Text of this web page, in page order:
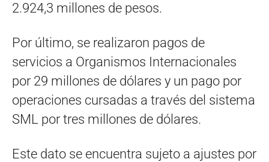
2.924,3 millones de pesos.
Por último, se realizaron pagos de
servicios a Organismos Internacionales
por 29 millones de dólares y un pago por
operaciones cursadas a través del sistema
SML por tres millones de dólares.
Este dato se encuentra sujeto a ajustes por